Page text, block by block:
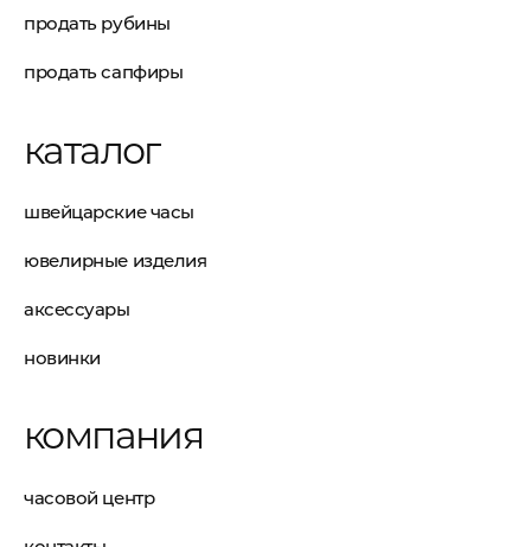
продать рубины
продать сапфиры
каталог
швейцарские часы
ювелирные изделия
аксессуары
новинки
компания
часовой центр